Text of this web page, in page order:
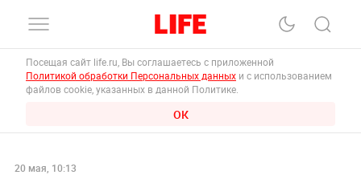
Посещая сайт life.ru, Вы соглашаетесь с приложенной
Политикой обработки Персональных данных и с использованием
файлов cookie, указанных в данной Политике.
ОК
20 мая, 10:13